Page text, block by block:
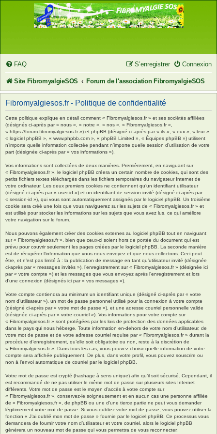
FAQ Connexion
S’enregistrer
Site FibromyalgieSOS Forum de l'association FibromyalgieSOS
Fibromyalgiesos.fr - Politique de confidentialité
Cette politique explique en détail comment « Fibromyalgiesos.fr » et ses sociétés affiliées
(désignés ci-après par « nous », « notre », « nos », « Fibromyalgiesos.fr »,
« https://forum.fibromyalgiesos.fr ») et phpBB (désigné ci-après par « ils », « eux », « leur »,
« logiciel phpBB », « www.phpbb.com », « phpBB Limited », « Équipes phpBB ») utilisent
n’importe quelle information collectée pendant n’importe quelle session d’utilisation de votre
part (désignée ci-après par « vos informations »).
Vos informations sont collectées de deux manières. Premièrement, en naviguant sur
« Fibromyalgiesos.fr », le logiciel phpBB créera un certain nombre de cookies, qui sont des
petits fichiers textes téléchargés dans les fichiers temporaires du navigateur Internet de
votre ordinateur. Les deux premiers cookies ne contiennent qu’un identifiant utilisateur
(désigné ci-après par « user-id ») et un identifiant de session invité (désigné ci-après par
« session-id »), qui vous sont automatiquement assignés par le logiciel phpBB. Un troisième
cookie sera créé une fois que vous naviguerez sur les sujets de « Fibromyalgiesos.fr » et
est utilisé pour stocker les informations sur les sujets que vous avez lus, ce qui améliore
votre navigation sur le forum.
Nous pouvons également créer des cookies externes au logiciel phpBB tout en naviguant
sur « Fibromyalgiesos.fr », bien que ceux-ci soient hors de portée du document qui est
prévu pour couvrir seulement les pages créées par le logiciel phpBB. La seconde manière
est de récupérer l’information que vous nous envoyez et que nous collectons. Ceci peut
être, et n’est pas limité à : la publication de message en tant qu’utilisateur invité (désignée
ci-après par « messages invités »), l’enregistrement sur « Fibromyalgiesos.fr » (désignée ici
par « votre compte ») et les messages que vous envoyez après l’enregistrement et lors
d’une connexion (désignés ici par « vos messages »).
Votre compte contiendra au minimum un identifiant unique (désigné ci-après par « votre
nom d’utilisateur »), un mot de passe personnel utilisé pour la connexion à votre compte
(désigné ci-après par « votre mot de passe »), et une adresse courriel personnelle valide
(désignée ci-après par « votre courriel »). Vos informations pour votre compte sur
« Fibromyalgiesos.fr » sont protégées par les lois de protection des données applicables
dans le pays qui nous héberge. Toute information en-dehors de votre nom d’utilisateur, de
votre mot de passe et de votre adresse courriel requise par « Fibromyalgiesos.fr » durant la
procédure d’enregistrement, qu’elle soit obligatoire ou non, reste à la discrétion de
« Fibromyalgiesos.fr ». Dans tous les cas, vous pouvez choisir quelle information de votre
compte sera affichée publiquement. De plus, dans votre profil, vous pouvez souscrire ou
non à l’envoi automatique de courriel par le logiciel phpBB.
Votre mot de passe est crypté (hashage à sens unique) afin qu’il soit sécurisé. Cependant, il
est recommandé de ne pas utiliser le même mot de passe sur plusieurs sites Internet
différents. Votre mot de passe est le moyen d’accès à votre compte sur
« Fibromyalgiesos.fr », conservez-le soigneusement et en aucun cas une personne affiliée
de « Fibromyalgiesos.fr », de phpBB ou une d’une tierce partie ne peut vous demander
légitimement votre mot de passe. Si vous oubliez votre mot de passe, vous pouvez utiliser la
fonction « J’ai oublié mon mot de passe » fournie par le logiciel phpBB. Ce processus vous
demandera de fournir votre nom d’utilisateur et votre courriel, alors le logiciel phpBB
générera un nouveau mot de passe qui vous permettra de vous reconnecter.